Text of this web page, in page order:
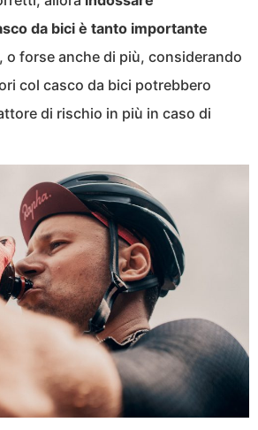
da bici è tanto importante
, o forse anche di più, considerando
col casco da bici potrebbero
di rischio in più in caso di